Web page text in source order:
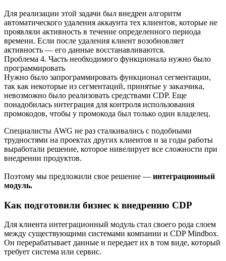
Для реализации этой задачи был внедрен алгоритм
автоматического удаления аккаунта тех клиентов, которые не
проявляли активность в течение определенного периода
времени. Если после удаления клиент возобновляет
активность — его данные восстанавливаются.
Проблема 4. Часть необходимого функционала нужно было
программировать
Нужно было запрограммировать функционал сегментации,
так как некоторые из сегментаций, принятые у заказчика,
невозможно было реализовать средствами CDP. Еще
понадобилась интеграция для контроля использования
промокодов, чтобы у промокода был только один владелец.
Специалисты AWG не раз сталкивались с подобными
трудностями на проектах других клиентов и за годы работы
выработали решение, которое нивелирует все сложности при
внедрении продуктов.
Поэтому мы предложили свое решение — интеграционный
модуль.
Как подготовили бизнес к внедрению CDP
Для клиента интеграционный модуль стал своего рода слоем
между существующими системами компании и CDP Mindbox.
Он перерабатывает данные и передает их в том виде, который
требует система или сервис.